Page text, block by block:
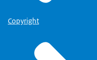
Copyright